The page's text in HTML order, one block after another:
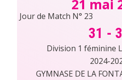
21 mai
Jour de Match N° 23
31 -
Division 1 féminine
2024-
GYMNASE DE LA